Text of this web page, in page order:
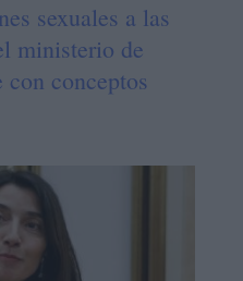
sexuales a las
ministerio de
con conceptos